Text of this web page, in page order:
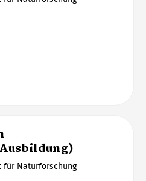
für Naturforschung